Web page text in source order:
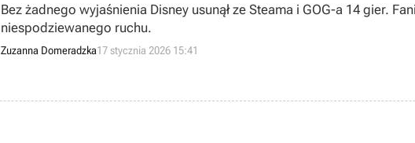
Bez żadnego wyjaśnienia Disney usunął ze Steama i GOG-a 14 gier.
niespodziewanego ruchu.
Zuzanna Domeradzka17 stycznia 2026 15:41